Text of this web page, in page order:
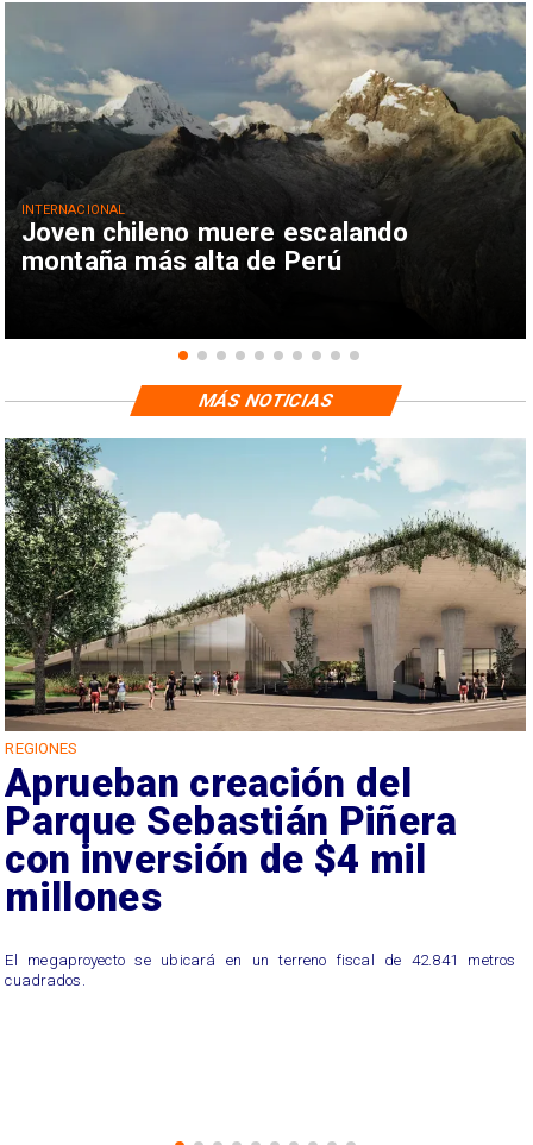
Joven chileno muere escalando
montaña más alta de Perú
INTERNACIONAL
REGIONES
Aprueban creación del
Parque Sebastián Piñera
con inversión de $4 mil
millones
El megaproyecto se ubicará en un terreno fiscal de 42.841 metros
cuadrados.
MÁS NOTICIAS